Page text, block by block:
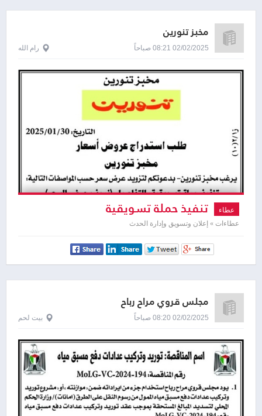
مخبز تنورين
02/02/2025 08:21 صباحاً رام الله
عطاء تنفيذ حملة تسويقية
عطاءات » إعلان وتسويق وإدارة الحدث
مجلس قروي مراح رباح
02/02/2025 08:20 صباحاً بيت لحم